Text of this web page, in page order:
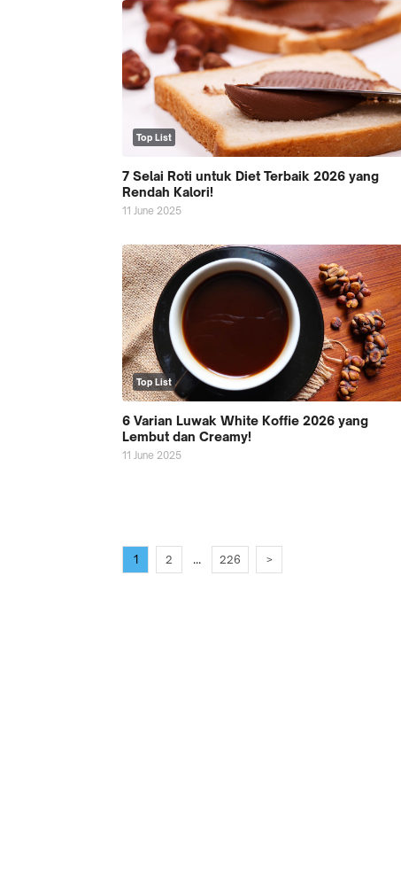
Top List
7 Selai Roti untuk Diet Terbaik 2026 yang
Rendah Kalori!
11 June 2025
Top List
6 Varian Luwak White Koffie 2026 yang
Lembut dan Creamy!
11 June 2025
1 2 ... 226 >